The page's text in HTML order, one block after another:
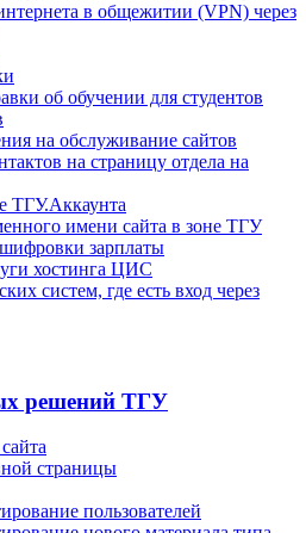
в общежитии (VPN) через
об обучении для студентов
на обслуживание сайтов
на страницу отдела на
ТГУ.Аккаунта
имени сайта в зоне ТГУ
зарплаты
хостинга ЦИС
систем, где есть вход через
решений ТГУ
страницы
пользователей